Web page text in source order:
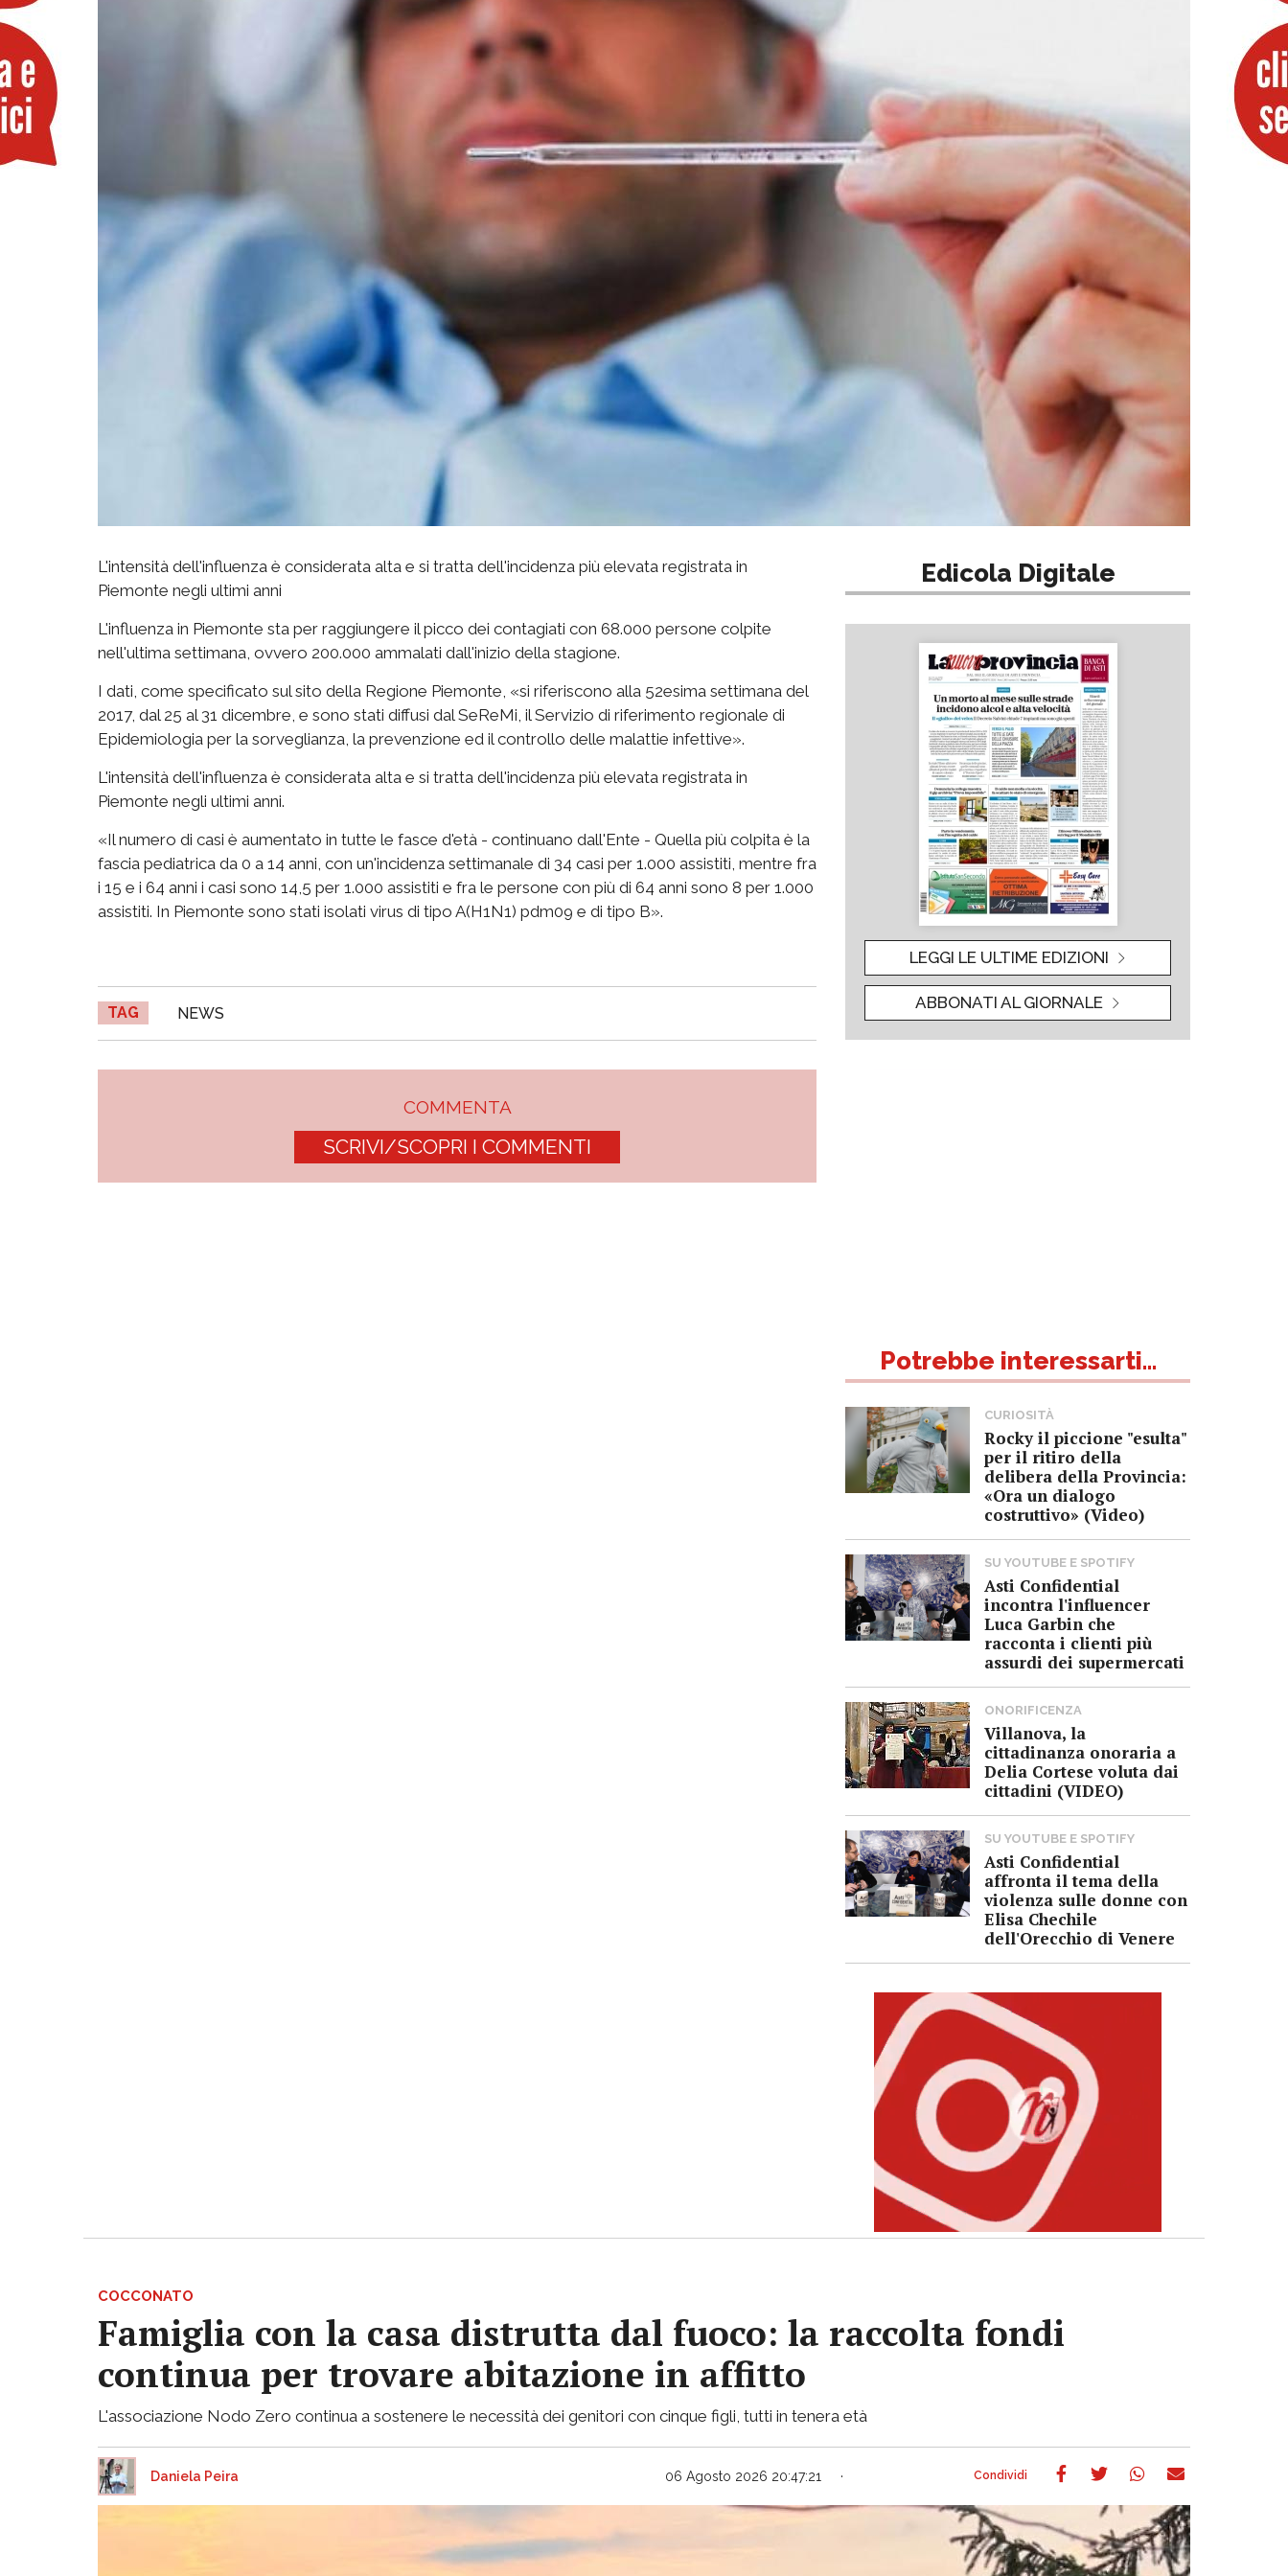
L'intensità dell'influenza è considerata alta e si tratta dell'incidenza più elevata registrata in
Piemonte negli ultimi anni
L'influenza in Piemonte sta per raggiungere il picco dei contagiati con 68.000 persone colpite
nell'ultima settimana, ovvero 200.000 ammalati dall'inizio della stagione.
I dati, come specificato sul sito della Regione Piemonte, «si riferiscono alla 52esima settimana del
2017, dal 25 al 31 dicembre, e sono stati diffusi dal SeReMi, il Servizio di riferimento regionale di
Epidemiologia per la sorveglianza, la prevenzione ed il controllo delle malattie infettive».
L'intensità dell'influenza è considerata alta e si tratta dell'incidenza più elevata registrata in
Piemonte negli ultimi anni.
«Il numero di casi è aumentato in tutte le fasce d'età - continuano dall'Ente - Quella più colpita è la
fascia pediatrica da 0 a 14 anni, con un'incidenza settimanale di 34 casi per 1.000 assistiti, mentre fra
i 15 e i 64 anni i casi sono 14,5 per 1.000 assistiti e fra le persone con più di 64 anni sono 8 per 1.000
assistiti. In Piemonte sono stati isolati virus di tipo A(H1N1) pdm09 e di tipo B».
TAG NEWS
COMMENTA
SCRIVI/SCOPRI I COMMENTI
Edicola Digitale
LEGGI LE ULTIME EDIZIONI
ABBONATI AL GIORNALE
Potrebbe interessarti...
CURIOSITÀ
Rocky il piccione "esulta"
per il ritiro della
delibera della Provincia:
«Ora un dialogo
costruttivo» (Video)
SU YOUTUBE E SPOTIFY
Asti Confidential
incontra l'influencer
Luca Garbin che
racconta i clienti più
assurdi dei supermercati
ONORIFICENZA
Villanova, la
cittadinanza onoraria a
Delia Cortese voluta dai
cittadini (VIDEO)
SU YOUTUBE E SPOTIFY
Asti Confidential
affronta il tema della
violenza sulle donne con
Elisa Chechile
dell'Orecchio di Venere
COCCONATO
Famiglia con la casa distrutta dal fuoco: la raccolta fondi
continua per trovare abitazione in affitto
L'associazione Nodo Zero continua a sostenere le necessità dei genitori con cinque figli, tutti in tenera età
Daniela Peira 06 Agosto 2026 20:47:21